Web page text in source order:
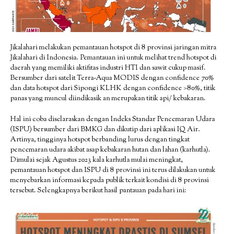
Jikalahari melakukan pemantauan hotspot di 8 provinsi jaringan mitra
Jikalahari di Indonesia. Pemantauan ini untuk melihat trend hotspot di
daerah yang memiliki aktifitas industri HTI dan sawit cukup masif.
Bersumber dari satelit Terra-Aqua MODIS dengan confidence 70%
dan data hotspot dari Sipongi KLHK dengan confidence >80%, titik
panas yang muncul diindikasik an merupakan titik api/ kebakaran.
Hal ini coba diselaraskan dengan Indeks Standar Pencemaran Udara
(ISPU) bersumber dari BMKG dan dikutip dari aplikasi IQ Air.
Artinya, tingginya hotspot berbanding lurus dengan tingkat
pencemaran udara akibat asap kebakaran hutan dan lahan (karhutla).
Dimulai sejak Agustus 2023 kala karhutla mulai meningkat,
pemantauan hotspot dan ISPU di 8 provinsi ini terus dilakukan untuk
menyebarkan informasi kepada publik terkait kondisi di 8 provinsi
tersebut. Selengkapnya berikut hasil pantauan pada hari ini: